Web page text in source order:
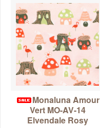
Monaluna Amour
Vert MO-AV-14
Elvendale Rosy